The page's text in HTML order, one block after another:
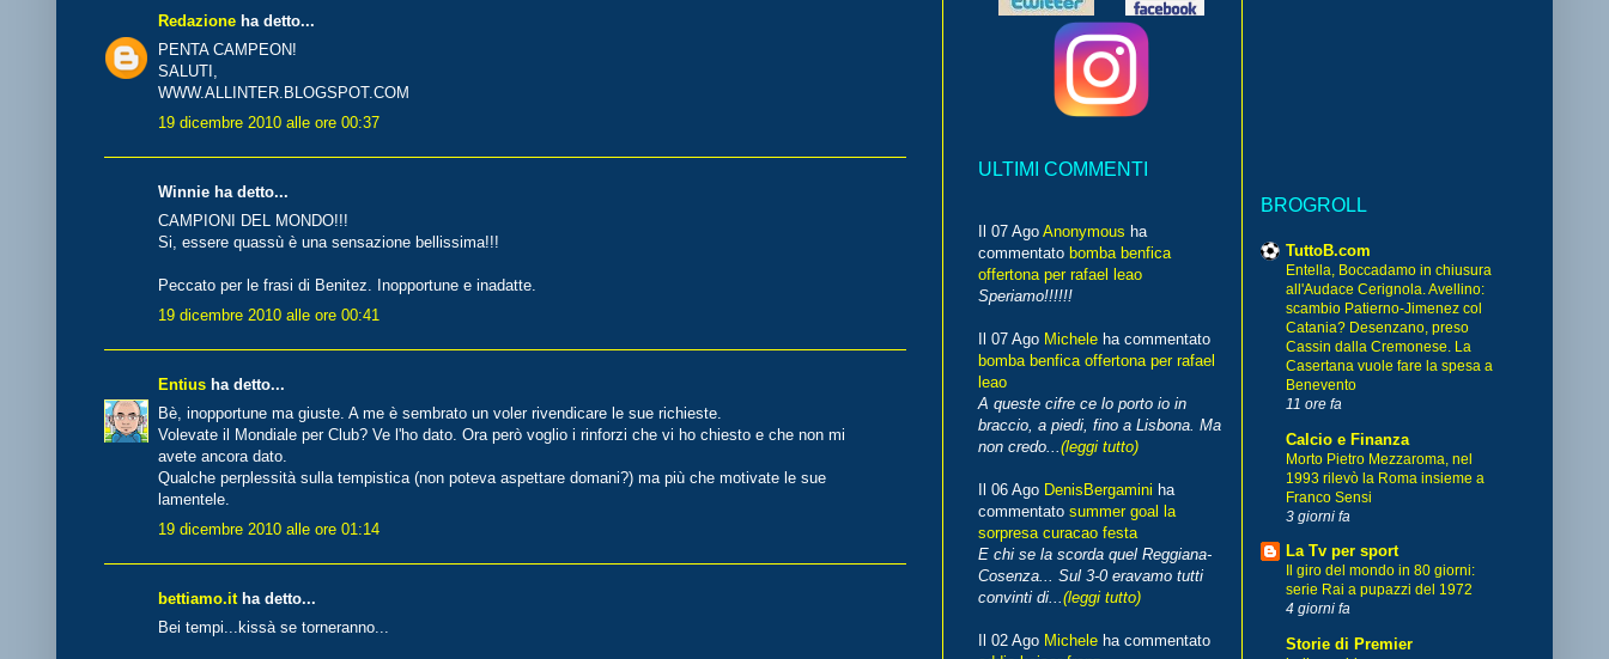
Redazione ha detto...
PENTA CAMPEON!
SALUTI,
WWW.ALLINTER.BLOGSPOT.COM
19 dicembre 2010 alle ore 00:37
Winnie ha detto...
CAMPIONI DEL MONDO!!!
Si, essere quassù è una sensazione bellissima!!!
Peccato per le frasi di Benitez. Inopportune e inadatte.
19 dicembre 2010 alle ore 00:41
Entius ha detto...
Bè, inopportune ma giuste. A me è sembrato un voler rivendicare le sue richieste.
Volevate il Mondiale per Club? Ve l'ho dato. Ora però voglio i rinforzi che vi ho chiesto e che non mi
avete ancora dato.
Qualche perplessità sulla tempistica (non poteva aspettare domani?) ma più che motivate le sue
lamentele.
19 dicembre 2010 alle ore 01:14
bettiamo.it ha detto...
Bei tempi...kissà se torneranno...
ULTIMI COMMENTI
Il 07 Ago Anonymous ha
commentato bomba benfica
offertona per rafael leao
Speriamo!!!!!!
Il 07 Ago Michele ha commentato
bomba benfica offertona per rafael
leao
A queste cifre ce lo porto io in
braccio, a piedi, fino a Lisbona. Ma
non credo...(leggi tutto)
Il 06 Ago DenisBergamini ha
commentato summer goal la
sorpresa curacao festa
E chi se la scorda quel Reggiana-
Cosenza... Sul 3-0 eravamo tutti
convinti di...(leggi tutto)
Il 02 Ago Michele ha commentato
BROGROLL
TuttoB.com
Entella, Boccadamo in chiusura
all'Audace Cerignola. Avellino:
scambio Patierno-Jimenez col
Catania? Desenzano, preso
Cassin dalla Cremonese. La
Casertana vuole fare la spesa a
Benevento
11 ore fa
Calcio e Finanza
Morto Pietro Mezzaroma, nel
1993 rilevò la Roma insieme a
Franco Sensi
3 giorni fa
La Tv per sport
Il giro del mondo in 80 giorni:
serie Rai a pupazzi del 1972
4 giorni fa
Storie di Premier